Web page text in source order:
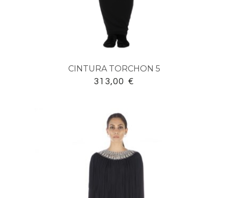
CINTURA TORCHON 5
313,00 €